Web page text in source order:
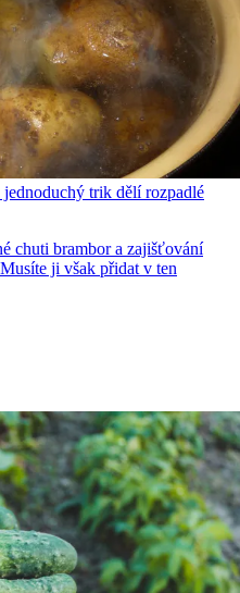
trik dělí rozpadlé
chuti brambor a zajišťování
ji však přidat v ten